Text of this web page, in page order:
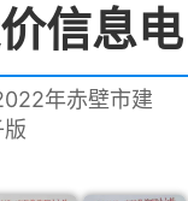
信息电
年赤壁市建